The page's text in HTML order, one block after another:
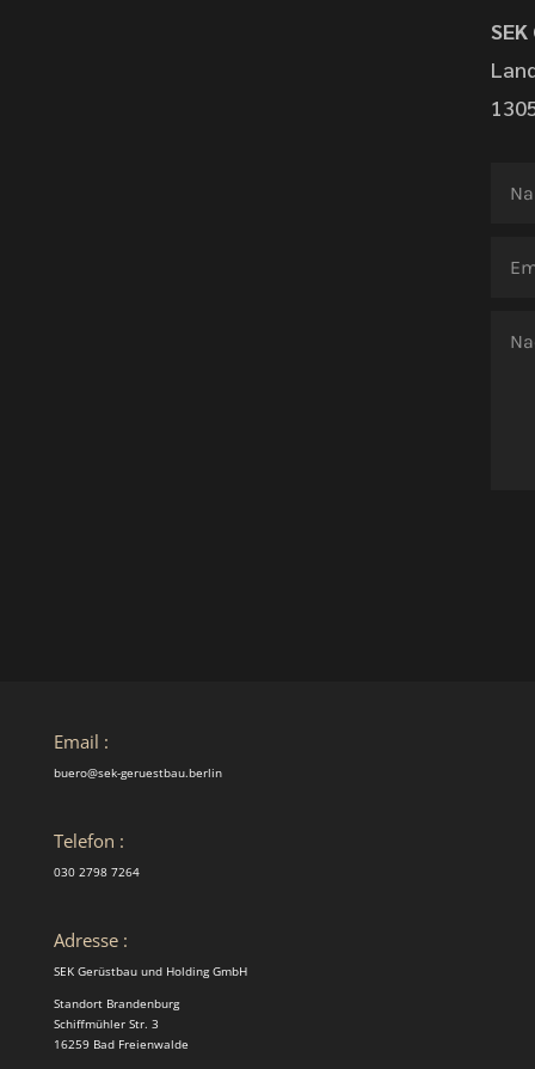
Email :
buero@sek-geruestbau.berlin
Telefon :
030 2798 7264
Adresse :
SEK Gerüstbau und Holding GmbH
Standort Brandenburg
Schiffmühler Str. 3
16259 Bad Freienwalde